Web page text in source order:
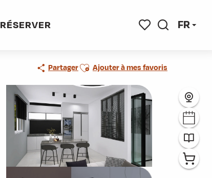
FR
RÉSERVER
PartagerAjouter aux favoris
Ajouter à mes favoris